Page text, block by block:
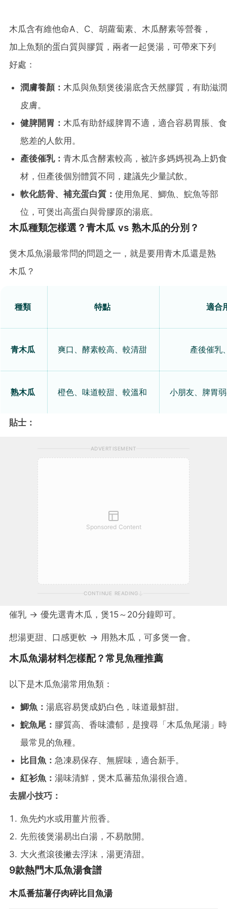
木瓜含有維他命A、C、胡蘿蔔素、木瓜酵素等營養，
加上魚類的蛋白質與膠質，兩者一起煲湯，可帶來下列
好處：
潤膚養顏： 木瓜與魚類煲後湯底含天然膠質，有助滋潤
皮膚。
健脾開胃： 木瓜有助舒緩脾胃不適，適合容易胃脹、食
慾差的人飲用。
產後催乳： 青木瓜含酵素較高，被許多媽媽視為上奶食
材，但產後個別體質不同，建議先少量試飲。
軟化筋骨、補充蛋白質： 使用魚尾、鯽魚、鯇魚等部
位，可煲出高蛋白與骨膠原的湯底。
木瓜種類怎樣選？青木瓜 vs 熟木瓜的分別？
煲木瓜魚湯最常問的問題之一，就是要用青木瓜還是熟
木瓜？
種類 特點 適合
青木瓜 爽口、酵素較高、較清甜 產後催乳
熟木瓜 橙色、味道較甜、較溫和 小朋友、脾胃
貼士：
ADVERTISEMENT
Sponsored Content
CONTINUE READING
催乳 → 優先選青木瓜，煲15～20分鐘即可。
想湯更甜、口感更軟 → 用熟木瓜，可多煲一會。
木瓜魚湯材料怎樣配？常見魚種推薦
以下是木瓜魚湯常用魚類：
鯽魚： 湯底容易煲成奶白色，味道最鮮甜。
鯇魚尾： 膠質高、香味濃郁，是搜尋「木瓜魚尾湯」時
最常見的魚種。
比目魚： 急凍易保存、無腥味，適合新手。
紅衫魚： 湯味清鮮，煲木瓜蕃茄魚湯很合適。
去腥小技巧：
魚先灼水或用薑片煎香。
先煎後煲湯易出白湯，不易散開。
大火煮滾後撇去浮沫，湯更清甜。
9款熱門木瓜魚湯食譜
木瓜番茄薯仔肉碎比目魚湯